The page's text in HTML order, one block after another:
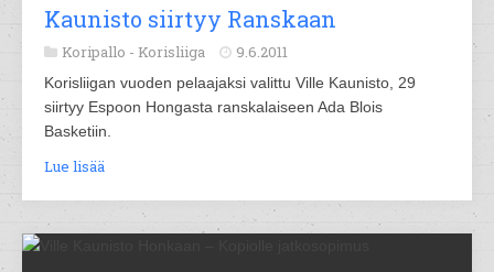
Kaunisto siirtyy Ranskaan
Koripallo - Korisliiga 9.6.2011
Korisliigan vuoden pelaajaksi valittu Ville Kaunisto, 29
siirtyy Espoon Hongasta ranskalaiseen Ada Blois
Basketiin.
Lue lisää